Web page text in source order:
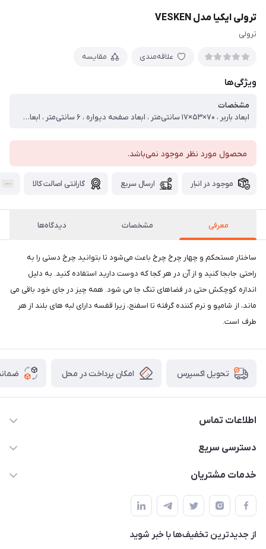
ترولی ایکیا مدل VESKEN
ترولی
علاقه‌مندی مقایسه
ویژگی‌ها
مشخصات
ابعاد باربر ، ۷۰×۵۳×۱۷ سانتی‌متر ، ابعاد صفحه دیواره ، ۶ سانتی‌متر ، ابعاد صفحه کف ، ۴۸×۱۳ سانتی‌متر ، بازه ظرفیت باربر ، ۰ تا ۵۰ کیلوگرم ، ظرفیت حمل بار ، ۱۵ کیلو ، فاصله بین طبقات ، ۲۷ سانتی‌متر ، قطر چرخ ، ۴ سانتی‌متر ، وزن باربر ، ۸۵۰ گرم کیلوگرم
محصول مورد نظر موجود نمی‌باشد.
موجود در انبار ارسال سریع گارانتی اصالت کالا
معرفی مشخصات دیدگاه‌ها
ساختار مستحکم و چهار چرخ چرخ باعث می‌شود تا بتوانید چرخ دستی را به
راحتی جابجا کنید و از آن در هر کجا که دوست دارید استفاده کنید. به دلیل
اندازه کوچکش حتی در فضاهای تنگ جا می شود. همه چیز در جای خود باقی می
ماند، از شامپو و نرم کننده گرفته تا اسفنج، زیرا قفسه دارای لبه های بلند از هر
طرف است.
تحویل اکسپرس امکان پرداخت در محل
اطلاعات تماس
09165044753
دسترسی سریع
حساب کاربری
لیست محصولات
درباره ما
خدمات مشتریان
قوانین و مقررات
حریم خصوصی
راهنما
از جدید‌ترین تخفیف‌ها با‌ خبر شوید